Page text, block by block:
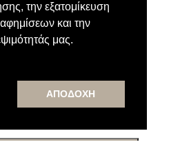
την εξατομίκευση
και την
μας.
ΑΠΟΔΟΧΗ
Newsletter
newsletter μας για να